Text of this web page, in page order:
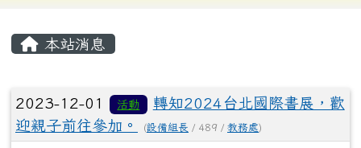
本站消息
文章列表
2023-12-01 活動
轉知2024台北國際書展，歡
迎親子前往參加。
(設備組長 / 489 / 教務處)